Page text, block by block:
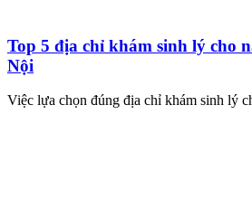
Top 5 địa chỉ khám sinh lý cho
Nội
Việc lựa chọn đúng địa chỉ khám sinh lý